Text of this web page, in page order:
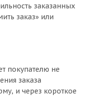
заказанных
заказ» или
покупателю не
заказа
и через короткое